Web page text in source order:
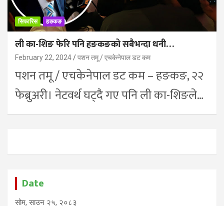
सिफारिस हङकङ
ली का-शिङ फेरि पनि हङकङको सबैभन्दा धनी…
February 22, 2024 पशन तमू / एचकेनेपाल डट कम
पशन तमू / एचकेनेपाल डट कम – हङकङ, २२
फेब्रुअरी। नेटवर्थ घट्दै गए पनि ली का-शिङले…
Date
सोम, साउन २५, २०८३